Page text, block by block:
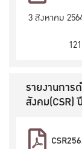
3 สิงหาคม
รายงานการ
สังคม(CSR)